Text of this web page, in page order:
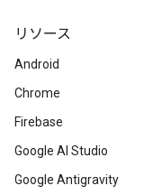
リソース
Android
Chrome
Firebase
Google AI Studio
Google Antigravity